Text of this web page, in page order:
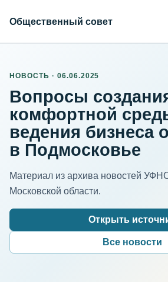
Общественный совет
НОВОСТЬ · 06.06.2025
Вопросы
комфортной
ведения бизнеса
в Подмосковье
Материал из архива новостей
Московской области.
Открыть
Все новости